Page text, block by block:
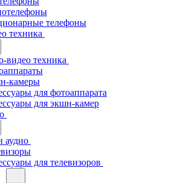
телефоны
техника
видео техника
камеры
для фотоаппарата
для экшн-камер
аудио
для телевизоров